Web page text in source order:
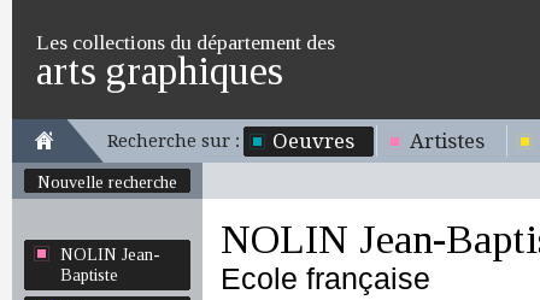
Les collections du département des
arts graphiques
Recherche sur : Oeuvres Artistes
Nouvelle recherche
NOLIN Jean-
Baptiste
NOLIN Jean-
Ecole française